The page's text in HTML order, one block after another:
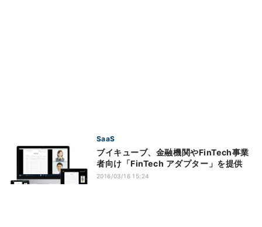
SaaS
ブイキューブ、金融機関やFinTech事業
者向け「FinTech アダプター」を提供
2016/03/16 15:24